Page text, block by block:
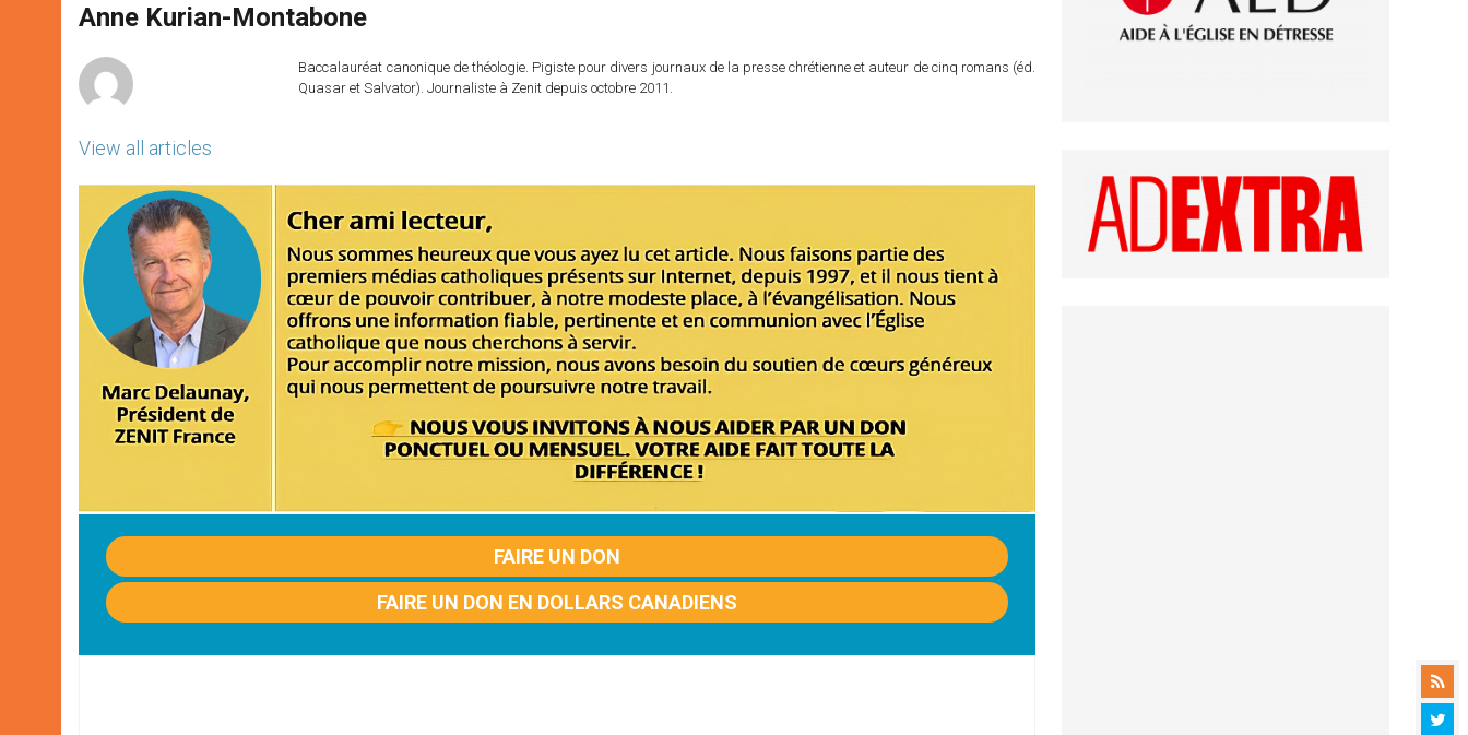
p
p
g
e
o
k
r
Anne Kurian-Montabone
View all articles
Baccalauréat canonique de théologie. Pigiste pour divers journaux de la presse chrétienne et auteur de cinq romans (éd.
Quasar et Salvator). Journaliste à Zenit depuis octobre 2011.
FAIRE UN DON
FAIRE UN DON EN DOLLARS CANADIENS